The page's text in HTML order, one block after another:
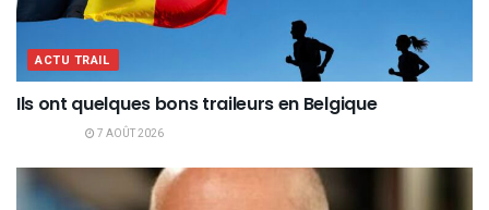
ACTU TRAIL
Ils ont quelques bons traileurs en Belgique
7 AOÛT 2026